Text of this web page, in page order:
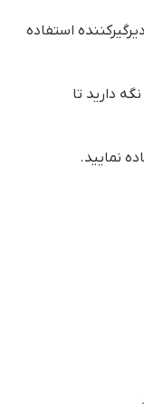
استفاده
نسبت آب به سیمان را بین ۰.۴۵ تا ۰.۵۰ نگه دارید تا
نمایید.